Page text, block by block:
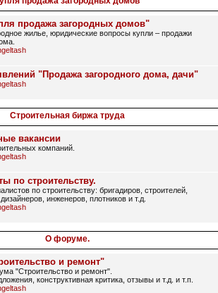
продажа загородных домов"
жилье, юридические вопросы купли – продажи
"Продажа загородного дома, дачи"
Строительная биржа труда
вакансии
компаний.
по строительству.
по строительству: бригадиров, строителей,
инженеров, плотников и т.д.
О форуме.
и ремонт"
"Строительство и ремонт".
конструктивная критика, отзывы и т.д. и т.п.